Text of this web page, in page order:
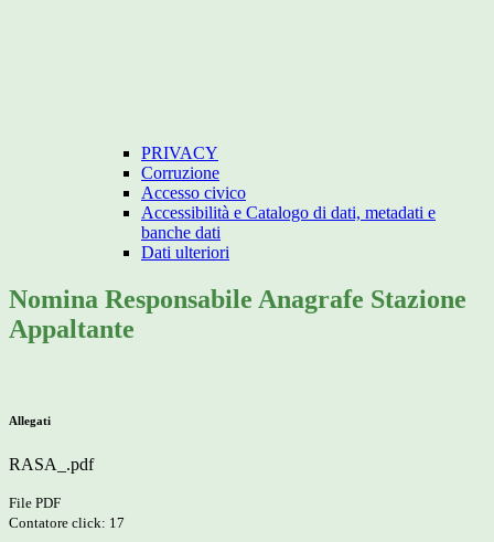
PRIVACY
Corruzione
Accesso civico
Accessibilità e Catalogo di dati, metadati e
banche dati
Dati ulteriori
Nomina Responsabile Anagrafe Stazione
Appaltante
Allegati
RASA_.pdf
File PDF
Contatore click: 17